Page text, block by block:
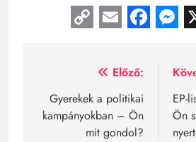
CopyEmail
Bejegyzés
navigáció
Előző:
Gyerekek a politikai
kampányokban – Ön
mit gondol?
EP-
Ön